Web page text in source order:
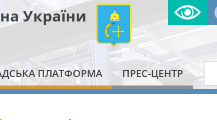
України
ПЛАТФОРМА ПРЕС-ЦЕНТР